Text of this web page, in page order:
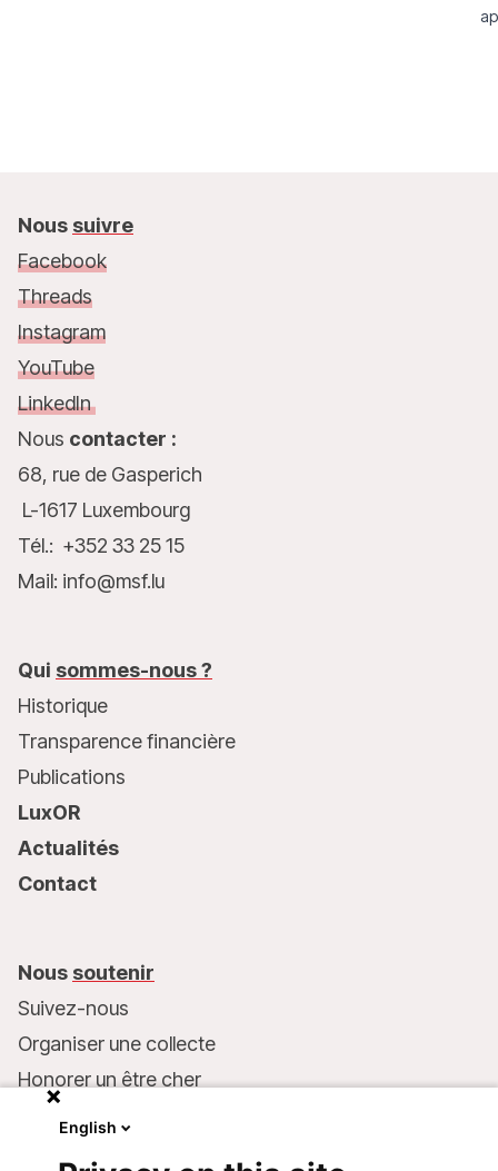
Nous suivre
Facebook
Threads
Instagram
YouTube
LinkedIn
Nous contacter :
68, rue de Gasperich
L-1617 Luxembourg
Tél.: +352 33 25 15
Mail: info@msf.lu
Qui sommes-nous ?
Historique
Transparence financière
Publications
LuxOR
Actualités
Contact
Nous soutenir
Suivez-nous
Organiser une collecte
Honorer un être cher
English